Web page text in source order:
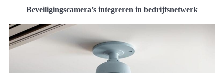
Beveiligingscamera’s integreren in bedrijfsnetwerk